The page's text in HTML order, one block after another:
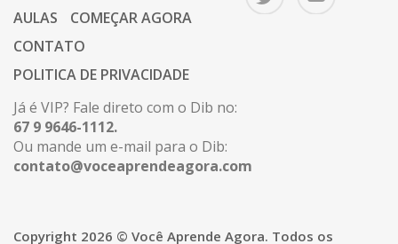
AULAS
COMEÇAR AGORA
CONTATO
POLITICA DE PRIVACIDADE
Já é VIP? Fale direto com o Dib no:
67 9 9646-1112.
Ou mande um e-mail para o Dib:
contato@voceaprendeagora.com
Copyright 2026 © Você Aprende Agora. Todos os